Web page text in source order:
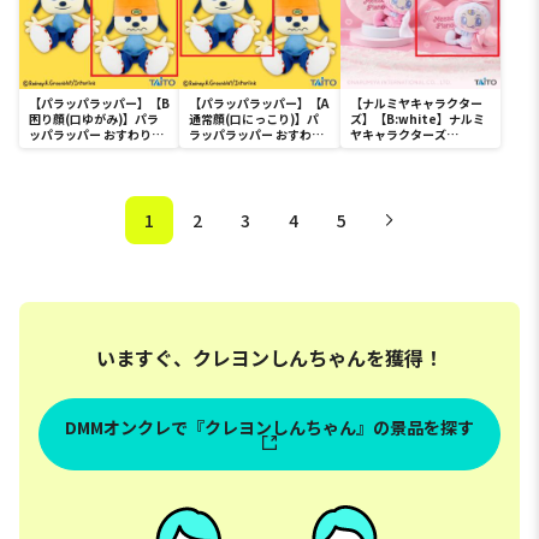
【パラッパラッパー】【B
困り顔(口ゆがみ)】パラ
ッパラッパー おすわりぬ
【パラッパラッパー】【A
通常顔(口にっこり)】パ
ラッパラッパー おすわり
【ナルミヤキャラクター
ズ】【B:white】ナルミ
ヤキャラクターズ
1 2 3 4 5
いますぐ、クレヨンしんちゃんを獲得！
DMMオンクレで『クレヨンしんちゃん』の景品を探す